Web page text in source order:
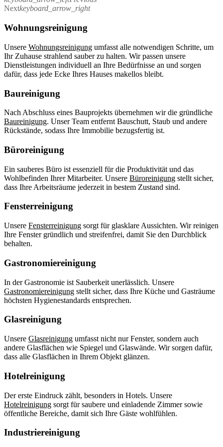
Nextkeyboard_arrow_right
Wohnungsreinigung
Unsere Wohnungsreinigung umfasst alle notwendigen Schritte, um
Ihr Zuhause strahlend sauber zu halten. Wir passen unsere
Dienstleistungen individuell an Ihre Bedürfnisse an und sorgen
dafür, dass jede Ecke Ihres Hauses makellos bleibt.
Baureinigung
Nach Abschluss eines Bauprojekts übernehmen wir die gründliche
Baureinigung. Unser Team entfernt Bauschutt, Staub und andere
Rückstände, sodass Ihre Immobilie bezugsfertig ist.
Büroreinigung
Ein sauberes Büro ist essenziell für die Produktivität und das
Wohlbefinden Ihrer Mitarbeiter. Unsere Büroreinigung stellt sicher,
dass Ihre Arbeitsräume jederzeit in bestem Zustand sind.
Fensterreinigung
Unsere Fensterreinigung sorgt für glasklare Aussichten. Wir reinigen
Ihre Fenster gründlich und streifenfrei, damit Sie den Durchblick
behalten.
Gastronomiereinigung
In der Gastronomie ist Sauberkeit unerlässlich. Unsere
Gastronomiereinigung stellt sicher, dass Ihre Küche und Gasträume
höchsten Hygienestandards entsprechen.
Glasreinigung
Unsere Glasreinigung umfasst nicht nur Fenster, sondern auch
andere Glasflächen wie Spiegel und Glaswände. Wir sorgen dafür,
dass alle Glasflächen in Ihrem Objekt glänzen.
Hotelreinigung
Der erste Eindruck zählt, besonders in Hotels. Unsere
Hotelreinigung sorgt für saubere und einladende Zimmer sowie
öffentliche Bereiche, damit sich Ihre Gäste wohlfühlen.
Industriereinigung